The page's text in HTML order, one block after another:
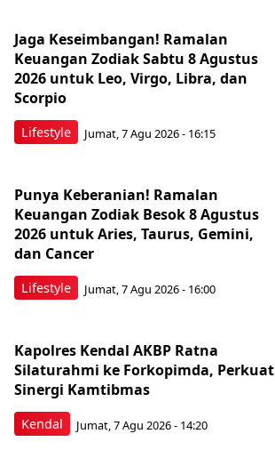
Lifestyle
Jaga Keseimbangan! Ramalan
Keuangan Zodiak Sabtu 8 Agustus
2026 untuk Leo, Virgo, Libra, dan
Scorpio
Jumat, 7 Agu 2026 - 16:15
Lifestyle
Punya Keberanian! Ramalan
Keuangan Zodiak Besok 8 Agustus
2026 untuk Aries, Taurus, Gemini,
dan Cancer
Jumat, 7 Agu 2026 - 16:00
Kendal
Kapolres Kendal AKBP Ratna
Silaturahmi ke Forkopimda, Perkuat
Sinergi Kamtibmas
Jumat, 7 Agu 2026 - 14:20